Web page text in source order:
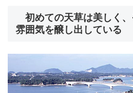
初めての天草は美しく
雰囲気を醸し出している